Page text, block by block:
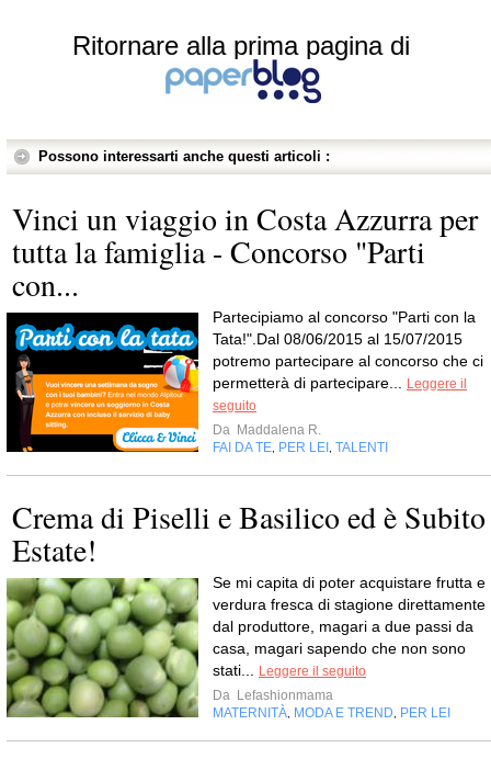
Ritornare alla prima pagina di
Possono interessarti anche questi articoli :
Vinci un viaggio in Costa Azzurra per
tutta la famiglia - Concorso "Parti
con...
Partecipiamo al concorso "Parti con la
Tata!".Dal 08/06/2015 al 15/07/2015
potremo partecipare al concorso che ci
permetterà di partecipare...
Leggere il
seguito
Da Maddalena R.
FAI DA TE PER LEI TALENTI
Crema di Piselli e Basilico ed è Subito
Estate!
Se mi capita di poter acquistare frutta e
verdura fresca di stagione direttamente
dal produttore, magari a due passi da
casa, magari sapendo che non sono
stati...
Leggere il seguito
Da Lefashionmama
MATERNITÀ MODA E TREND PER LEI